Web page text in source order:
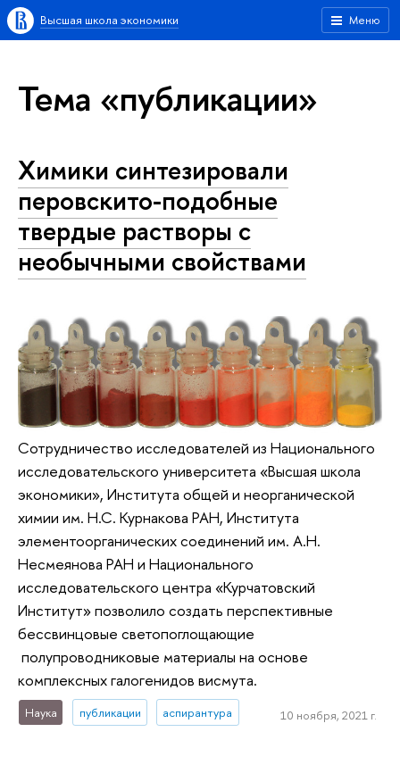
Меню
Высшая школа экономики
Тема «публикации»
Химики синтезировали
перовскито-подобные
твердые растворы с
необычными свойствами
Сотрудничество исследователей из Национального
исследовательского университета «Высшая школа
экономики», Института общей и неорганической
химии им. Н.С. Курнакова РАН, Института
элементоорганических соединений им. А.Н.
Несмеянова РАН и Национального
исследовательского центра «Курчатовский
Институт» позволило создать перспективные
бессвинцовые светопоглощающие
полупроводниковые материалы на основе
комплексных галогенидов висмута.
Наука публикации аспирантура 10 ноября, 2021 г.